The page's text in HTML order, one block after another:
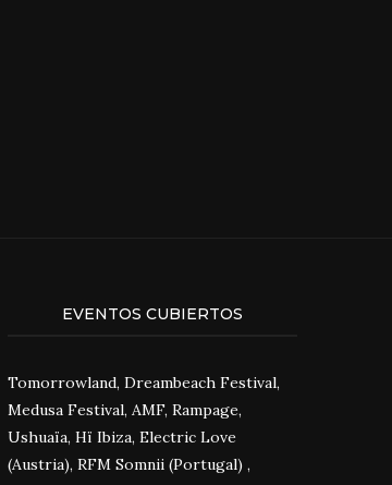
EVENTOS CUBIERTOS
Tomorrowland, Dreambeach Festival,
Medusa Festival, AMF, Rampage,
Ushuaïa, Hï Ibiza, Electric Love
(Austria), RFM Somnii (Portugal) ,